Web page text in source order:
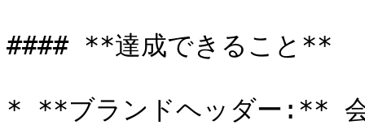
#### **達成できること**
* **ブランドヘッダー:** 会